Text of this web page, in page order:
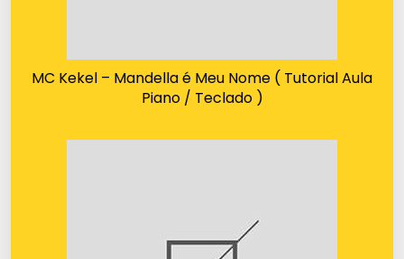
MC Kekel – Mandella é Meu Nome ( Tutorial Aula
Piano / Teclado )